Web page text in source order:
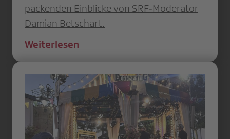
packenden Einblicke von SRF‐Moderator
Damian Betschart.
Weiterlesen